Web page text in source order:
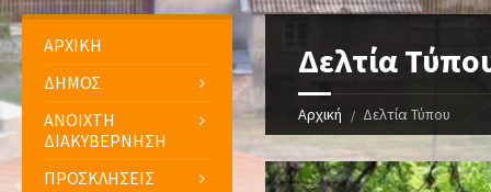
Δελτία
Αρχική Δελτία Τύπου
ΑΡΧΙΚΗ
ΔΗΜΟΣ
ΑΝΟΙΧΤΗ
ΔΙΑΚΥΒΕΡΝΗΣΗ
ΠΡΟΣΚΛΗΣΕΙΣ